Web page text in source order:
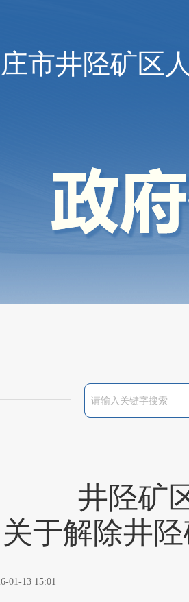
市井陉矿区
井陉矿
关于解除井
01-13 15:01